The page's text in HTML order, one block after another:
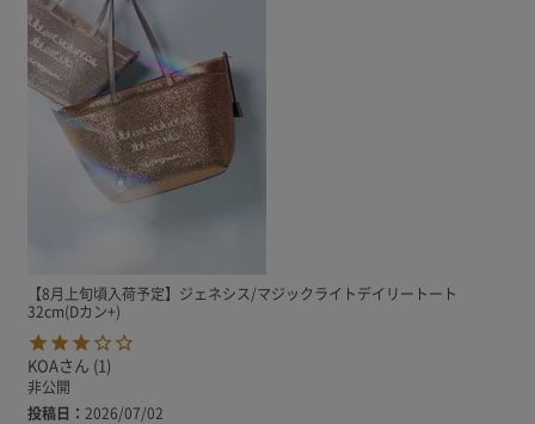
【8月上旬頃入荷予定】ジェネシス/マジックライトデイリートート
32cm(Dカン+)
KOA 1
非公開
投稿日
2026/07/02